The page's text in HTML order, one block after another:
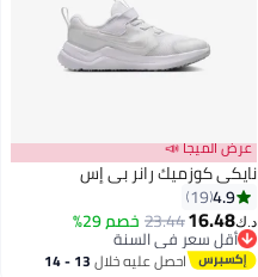
8
عرض الميجا 📣
نايكي كوزميك رانر بي إس
4.9
19
د.ك‏16.48
23.44خصم 29%
أقل سعر في السنة
أقل سعر في السنة
احصل عليه خلال 13 - 14